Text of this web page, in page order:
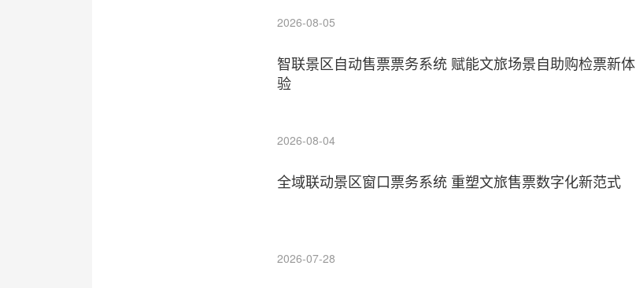
2026-08-05
智联景区自动售票票务系统 赋能文旅场景自助购检票新体
验
2026-08-04
全域联动景区窗口票务系统 重塑文旅售票数字化新范式
2026-07-28